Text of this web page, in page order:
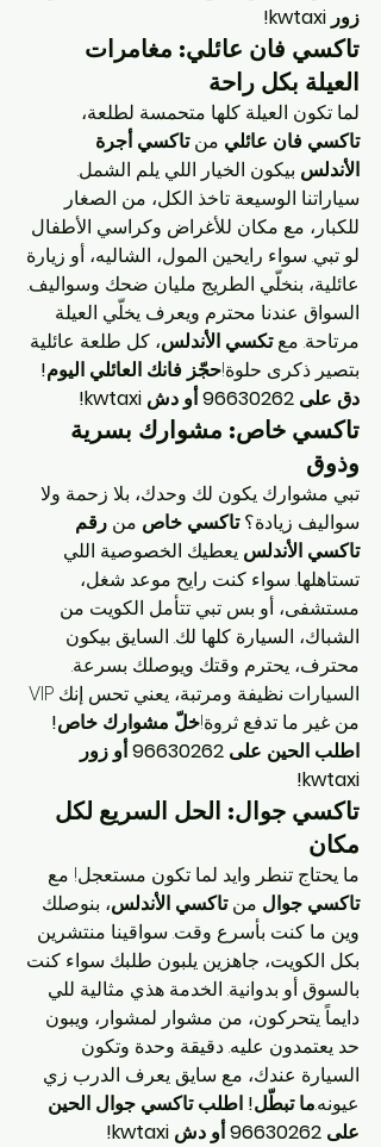
زور kwtaxi!
تاكسي فان عائلي: مغامرات
العيلة بكل راحة
لما تكون العيلة كلها متحمسة لطلعة،
تاكسي فان عائلي من تاكسي أجرة
الأندلس بيكون الخيار اللي يلم الشمل.
سياراتنا الوسيعة تاخذ الكل، من الصغار
للكبار، مع مكان للأغراض وكراسي الأطفال
لو تبي. سواء رايحين المول، الشاليه، أو زيارة
عائلية، بنخلّي الطريج مليان ضحك وسواليف.
السواق عندنا محترم ويعرف يخلّي العيلة
مرتاحة. مع تكسي الأندلس، كل طلعة عائلية
بتصير ذكرى حلوة!حجّز فانك العائلي اليوم!
دق على 96630262 أو دش kwtaxi!
تاكسي خاص: مشوارك بسرية
وذوق
تبي مشوارك يكون لك وحدك، بلا زحمة ولا
سواليف زيادة؟ تاكسي خاص من رقم
تاكسي الأندلس يعطيك الخصوصية اللي
تستاهلها. سواء كنت رايح موعد شغل،
مستشفى، أو بس تبي تتأمل الكويت من
الشباك، السيارة كلها لك. السايق بيكون
محترف، يحترم وقتك ويوصلك بسرعة.
من غير ما تدفع ثروة!خلّ مشوارك خاص!
اطلب الحين على 96630262 أو زور
kwtaxi!
تاكسي جوال: الحل السريع لكل
مكان
ما يحتاج تنطر وايد لما تكون مستعجل! مع
تاكسي جوال من تاكسي الأندلس، بنوصلك
وين ما كنت بأسرع وقت. سواقينا منتشرين
بكل الكويت، جاهزين يلبون طلبك سواء كنت
بالسوق أو بدوانية. الخدمة هذي مثالية للي
دايماً يتحركون، من مشوار لمشوار، ويبون
حد يعتمدون عليه. دقيقة وحدة وتكون
السيارة عندك، مع سايق يعرف الدرب زي
عيونه.ما تبطّل! اطلب تاكسي جوال الحين
على 96630262 أو دش kwtaxi!